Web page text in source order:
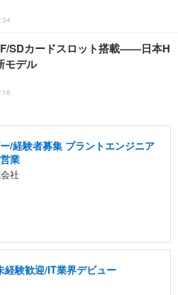
SDカードスロット搭載——日本H
モデル
/経験者募集 プラントエンジニア
業
社
経験歓迎/IT業界デビュー